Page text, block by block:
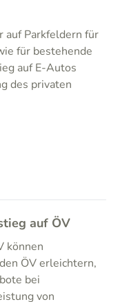
auf Parkfeldern für
für bestehende
auf E-Autos
des privaten
auf ÖV
können
ÖV erleichtern,
bei
von